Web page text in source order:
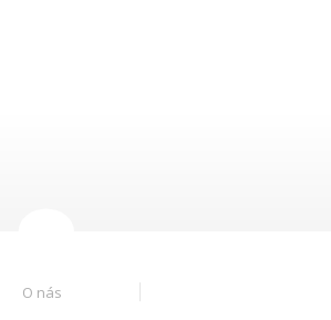
O nás